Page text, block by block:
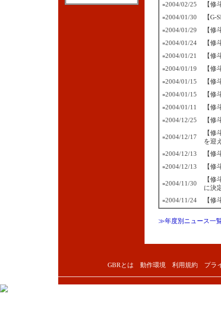
■2004/02/25 【
■2004/01/30 【
■2004/01/29 【
■2004/01/24 【
■2004/01/21 【
■2004/01/19 【
■2004/01/15 【
■2004/01/15 【修
■2004/01/11 【
■2004/12/25 【
■2004/12/17
【
を迎
■2004/12/13 【
■2004/12/13 【
■2004/11/30
【
に決
■2004/11/24 【
≫年度別ニュース一
GBRとは 動作環境 利用規約 プラ